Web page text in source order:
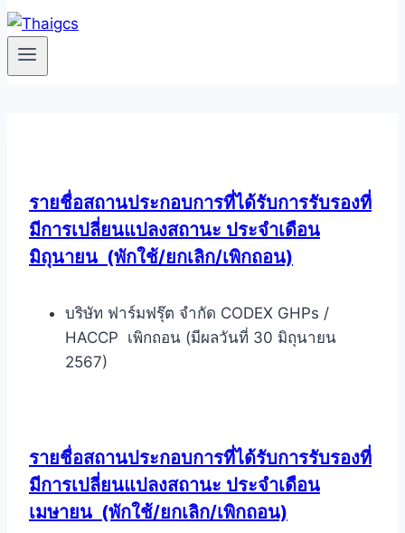
รายชื่อสถานประกอบการที่ได้รับการรับรองที่
มีการเปลี่ยนแปลงสถานะ ประจำเดือน
มิถุนายน (พักใช้/ยกเลิก/เพิกถอน)
บริษัท ฟาร์มฟรุ๊ต จำกัด CODEX GHPs /
HACCP เพิกถอน (มีผลวันที่ 30 มิถุนายน
2567)
รายชื่อสถานประกอบการที่ได้รับการรับรองที่
มีการเปลี่ยนแปลงสถานะ ประจำเดือน
เมษายน (พักใช้/ยกเลิก/เพิกถอน)